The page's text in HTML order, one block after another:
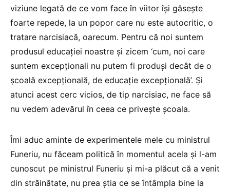
viziune legată de ce vom face în viitor își găsește
foarte repede, la un popor care nu este autocritic, o
tratare narcisiacă, oarecum. Pentru că noi suntem
produsul educației noastre și zicem ‘cum, noi care
suntem excepționali nu putem fi produși decât de o
școală excepțională, de educație excepțională’. Și
atunci acest cerc vicios, de tip narcisiac, ne face să
nu vedem adevărul în ceea ce privește școala.
Îmi aduc aminte de experimentele mele cu ministrul
Funeriu, nu făceam politică în momentul acela și l-am
cunoscut pe ministrul Funeriu și mi-a plăcut că a venit
din străinătate, nu prea știa ce se întâmpla bine la